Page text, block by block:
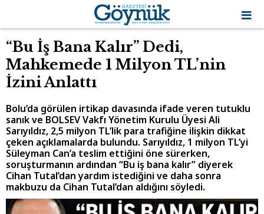
“Bu İş Bana Kalır” Dedi,
Mahkemede 1 Milyon TL’nin
İzini Anlattı
Bolu’da görülen irtikap davasında ifade veren tutuklu
sanık ve BOLSEV Vakfı Yönetim Kurulu Üyesi Ali
Sarıyıldız, 2,5 milyon TL’lik para trafiğine ilişkin dikkat
çeken açıklamalarda bulundu. Sarıyıldız, 1 milyon TL’yi
Süleyman Can’a teslim ettiğini öne sürerken,
soruşturmanın ardından “Bu iş bana kalır” diyerek
Cihan Tutal’dan yardım istediğini ve daha sonra
makbuzu da Cihan Tutal’dan aldığını söyledi.